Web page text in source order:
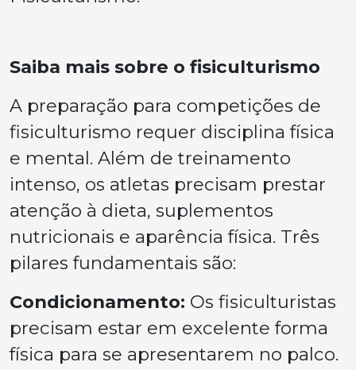
Saiba mais sobre o fisiculturismo
A preparação para competições de
fisiculturismo requer disciplina física
e mental. Além de treinamento
intenso, os atletas precisam prestar
atenção à dieta, suplementos
nutricionais e aparência física. Três
pilares fundamentais são:
Condicionamento: Os fisiculturistas
precisam estar em excelente forma
física para se apresentarem no palco.